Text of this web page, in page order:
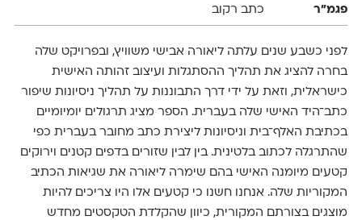
פגמ״ר כתב רקוב
לפני כשבע שנים עלתה ליאורה אבישי משוויץ, ובפרויקט שלה
בחרה להציג את תהליך ההסתגלות ועיצוב זהותה האישית
כישראלית, וזאת על ידי דרך התבוננות על תהליך ניסיונות שיפור
כתב־היד האישי שלה בעברית. הספר מציג תרגולים יומיומיים
בכתיבת האלף־בית וניסיונות ליצירת כתב מחובר בעברית כפי
שהתרגלה לכתוב בלטינית. בין לבין שזורים בדפים קטנים וירוקים
קטעים מיומנה האישי בהם שימרה ליאורה את שגיאות הכתיב
המקוריות שלה. אנחנו חשנו כי קטעים אלו היו צריכים להיות
מוצגים בצורתם המקורית, כיוון שהקלדת הטקסטים מחדש